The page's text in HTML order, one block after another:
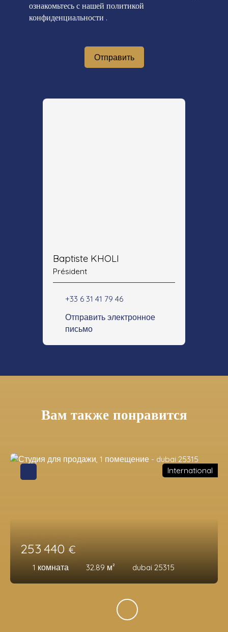
ознакомьтесь с нашей политикой
конфиденциальности .
Отправить
Baptiste KHOLI
Président
+33 6 31 41 79 46
Отправить электронное
письмо
Вам также понравится
253 440 €
1 комната 32.89 м² dubai 25315
International